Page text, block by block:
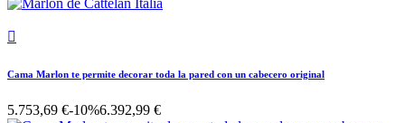

Cama Marlon te permite decorar toda la pared con un cabecero original
5.753,69 €-10%6.392,99 €